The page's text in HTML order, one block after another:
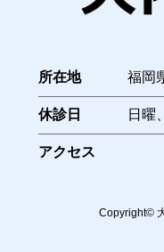
所在地 福岡
休診日 日曜
アクセス
Copyright©